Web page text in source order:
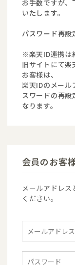
お手数ですが、
いたします。
パスワード再設
※楽天ID連携は
旧サイトにて楽
お客様は、
楽天IDのメール
スワードの再
なります。
会員のお客
メールアドレ
ください。